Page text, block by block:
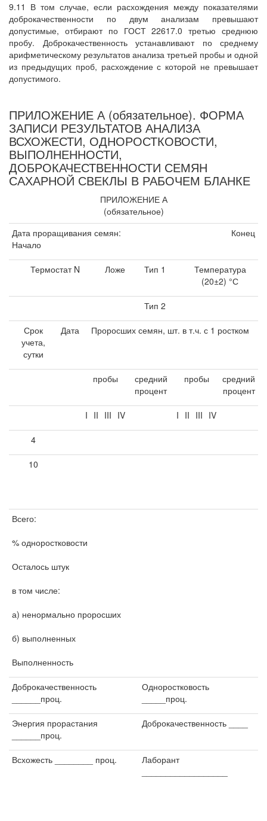
9.11 В том случае, если расхождения между показателями
доброкачественности по двум анализам превышают
допустимые, отбирают по ГОСТ 22617.0 третью среднюю
пробу. Доброкачественность устанавливают по среднему
арифметическому результатов анализа третьей пробы и одной
из предыдущих проб, расхождение с которой не превышает
допустимого.
ПРИЛОЖЕНИЕ А (обязательное). ФОРМА
ЗАПИСИ РЕЗУЛЬТАТОВ АНАЛИЗА
ВСХОЖЕСТИ, ОДНОРОСТКОВОСТИ,
ВЫПОЛНЕННОСТИ,
ДОБРОКАЧЕСТВЕННОСТИ СЕМЯН
САХАРНОЙ СВЕКЛЫ В РАБОЧЕМ БЛАНКЕ
ПРИЛОЖЕНИЕ А
(обязательное)
Дата проращивания семян:
Начало
Конец
Термостат N Ложе Тип 1
Температура
(20±2) °С
Тип 2
Срок
учета,
сутки
Дата Проросших семян, шт. в т.ч. с 1 ростком
пробы
средний
процент
пробы
средний
процент
I II III IV I II III IV
4
10
Всего:
% одноростковости
Осталось штук
в том числе:
а) ненормально проросших
б) выполненных
Выполненность
Доброкачественность
______проц.
Одноростковость
_____проц.
Энергия прорастания
______проц.
Доброкачественность ____
Всхожесть ________ проц.
Лаборант